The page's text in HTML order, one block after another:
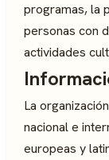
programas, la
personas con
actividades
La
nacional e
europeas y